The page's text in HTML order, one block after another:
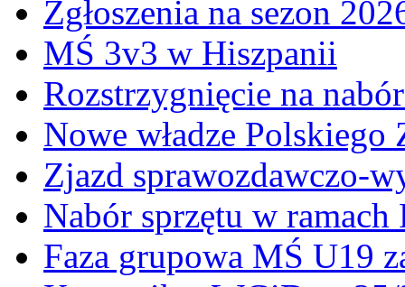
Zgłoszenia na sezon
MŚ 3v3 w Hiszpanii
Rozstrzygnięcie na
Nowe władze
Zjazd sprawozdawczo-
Nabór sprzętu w ramach
Faza grupowa MŚ U19